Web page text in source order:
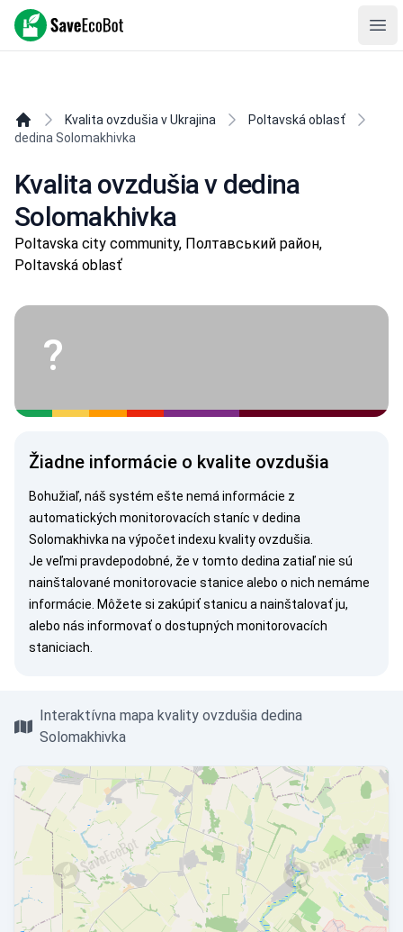
SaveEcoBot
Kvalita ovzdušia v Ukrajina
Poltavská oblasť
dedina Solomakhivka
Kvalita ovzdušia v dedina
Solomakhivka
Poltavska city community, Полтавський район,
Poltavská oblasť
?
Žiadne informácie o kvalite ovzdušia
Bohužiaľ, náš systém ešte nemá informácie z
automatických monitorovacích staníc v dedina
Solomakhivka na výpočet indexu kvality ovzdušia.
Je veľmi pravdepodobné, že v tomto dedina zatiaľ nie sú
nainštalované monitorovacie stanice alebo o nich nemáme
informácie. Môžete si zakúpiť stanicu a nainštalovať ju,
alebo nás informovaťo dostupných monitorovacích
staniciach.
Interaktívna mapa kvality ovzdušia dedina
Solomakhivka